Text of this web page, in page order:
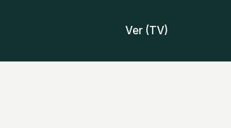
Ver (TV)